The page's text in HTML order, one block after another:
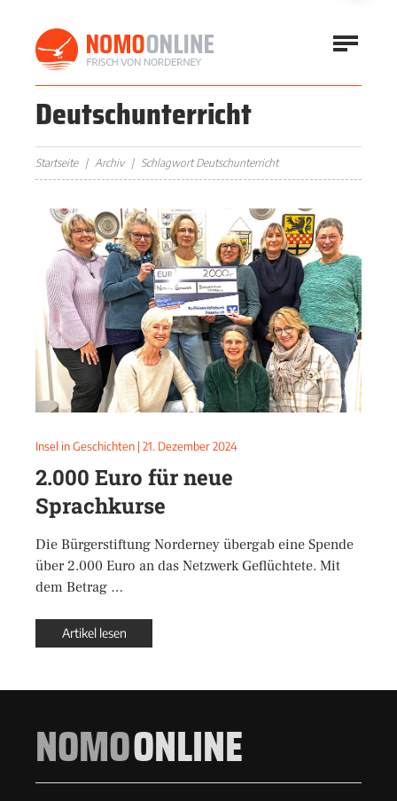
Deutschunterricht
Startseite Archiv Schlagwort Deutschunterricht
Insel in Geschichten | 21. Dezember 2024
2.000 Euro für neue
Sprachkurse
Die Bürgerstiftung Norderney übergab eine Spende
über 2.000 Euro an das Netzwerk Geflüchtete. Mit
dem Betrag …
Artikel lesen
NOMOONLINE